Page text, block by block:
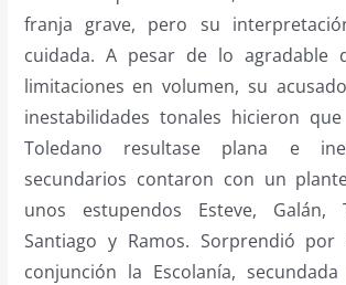
franja grave, pero su
cuidada. A pesar de lo agradable
limitaciones en volumen, su
inestabilidades tonales hicieron
Toledano resultase plana e
secundarios contaron con un
unos estupendos Esteve, Galán,
Santiago y Ramos. Sorprendió
conjunción la Escolanía,